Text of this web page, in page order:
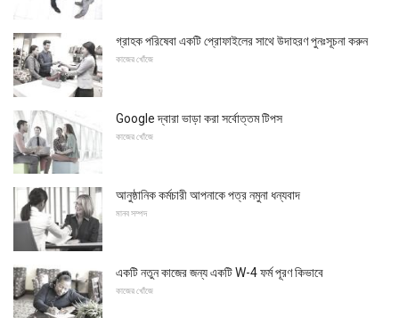
গ্রাহক পরিষেবা একটি প্রোফাইলের সাথে উদাহরণ পুনঃসূচনা করুন
কাজের খোঁজে
Google দ্বারা ভাড়া করা সর্বোত্তম টিপস
কাজের খোঁজে
আনুষ্ঠানিক কর্মচারী আপনাকে পত্র নমুনা ধন্যবাদ
মানব সম্পদ
একটি নতুন কাজের জন্য একটি W-4 ফর্ম পূরণ কিভাবে
কাজের খোঁজে